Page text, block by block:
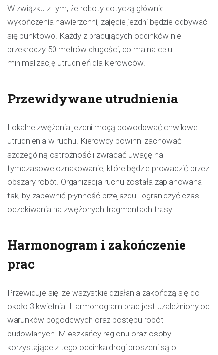
W związku z tym, że roboty dotyczą głównie
wykończenia nawierzchni, zajęcie jezdni będzie odbywać
się punktowo. Każdy z pracujących odcinków nie
przekroczy 50 metrów długości, co ma na celu
minimalizację utrudnień dla kierowców.
Przewidywane utrudnienia
Lokalne zwężenia jezdni mogą powodować chwilowe
utrudnienia w ruchu. Kierowcy powinni zachować
szczególną ostrożność i zwracać uwagę na
tymczasowe oznakowanie, które będzie prowadzić przez
obszary robót. Organizacja ruchu została zaplanowana
tak, by zapewnić płynność przejazdu i ograniczyć czas
oczekiwania na zwężonych fragmentach trasy.
Harmonogram i zakończenie
prac
Przewiduje się, że wszystkie działania zakończą się do
około 3 kwietnia. Harmonogram prac jest uzależniony od
warunków pogodowych oraz postępu robót
budowlanych. Mieszkańcy regionu oraz osoby
korzystające z tego odcinka drogi proszeni są o